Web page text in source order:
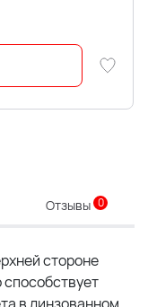
Отзывы 0
стороне
способствует